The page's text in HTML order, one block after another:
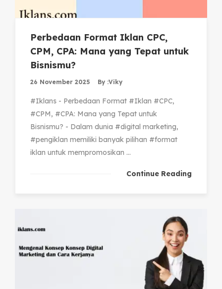
Perbedaan Format Iklan CPC,
CPM, CPA: Mana yang Tepat untuk
Bisnismu?
26 November 2025 By :Viky
#Iklans - Perbedaan Format #Iklan #CPC,
#CPM, #CPA: Mana yang Tepat untuk
Bisnismu? - Dalam dunia #digital marketing,
#pengiklan memiliki banyak pilihan #format
iklan untuk mempromosikan ...
Continue Reading